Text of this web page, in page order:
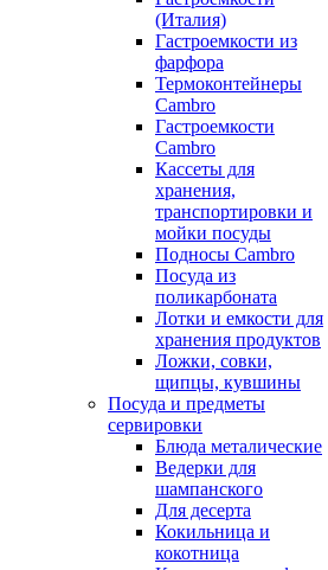
(Италия)
Гастроемкости из
фарфора
Термоконтейнеры
Cambro
Гастроемкости
Cambro
Кассеты для
хранения,
транспортировки и
мойки посуды
Подносы Cambro
Посуда из
поликарбоната
Лотки и емкости для
хранения продуктов
Ложки, совки,
щипцы, кувшины
Посуда и предметы
сервировки
Блюда металические
Ведерки для
шампанского
Для десерта
Кокильница и
кокотница